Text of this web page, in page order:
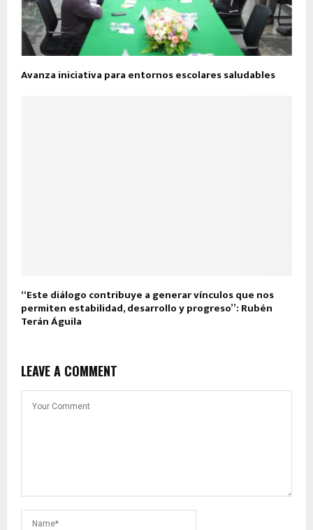
Avanza iniciativa para entornos escolares saludables
“Este diálogo contribuye a generar vínculos que nos
permiten estabilidad, desarrollo y progreso”: Rubén
Terán Águila
LEAVE A COMMENT